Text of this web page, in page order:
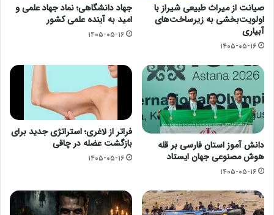
صیانت از میراث طبیعی شیراز با
اولویت‌بخشی به زیرساخت‌های
آبیاری
۱۴۰۵-۰۵-۱۶
جهاد دانشگاهی؛ نماد جهاد علمی و
امید به آینده علمی کشور
۱۴۰۵-۰۵-۱۶
دانش آموز استان فارسی بر قله
هوش مصنوعی جهان ایستاد
۱۴۰۵-۰۵-۱۶
فراتر از لاغری؛ استراتژی جدید برای
بازگشت عضله در چاقی
۱۴۰۵-۰۵-۱۶